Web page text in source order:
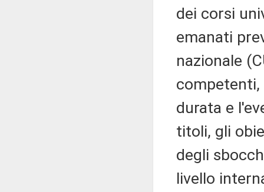
dei corsi
emanati
nazionale
durata e
titoli, gli
degli
livello